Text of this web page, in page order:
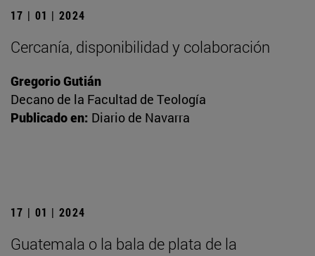
17 | 01 | 2024
Cercanía, disponibilidad y colaboración
Gregorio Gutián
Decano de la Facultad de Teología
Publicado en: Diario de Navarra
17 | 01 | 2024
Guatemala o la bala de plata de la